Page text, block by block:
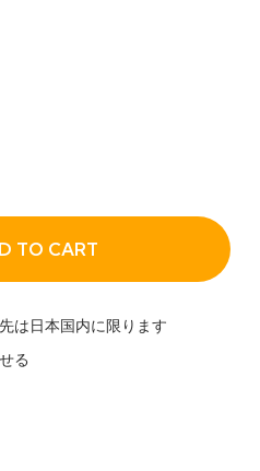
TO CART
は日本国内に限ります
る